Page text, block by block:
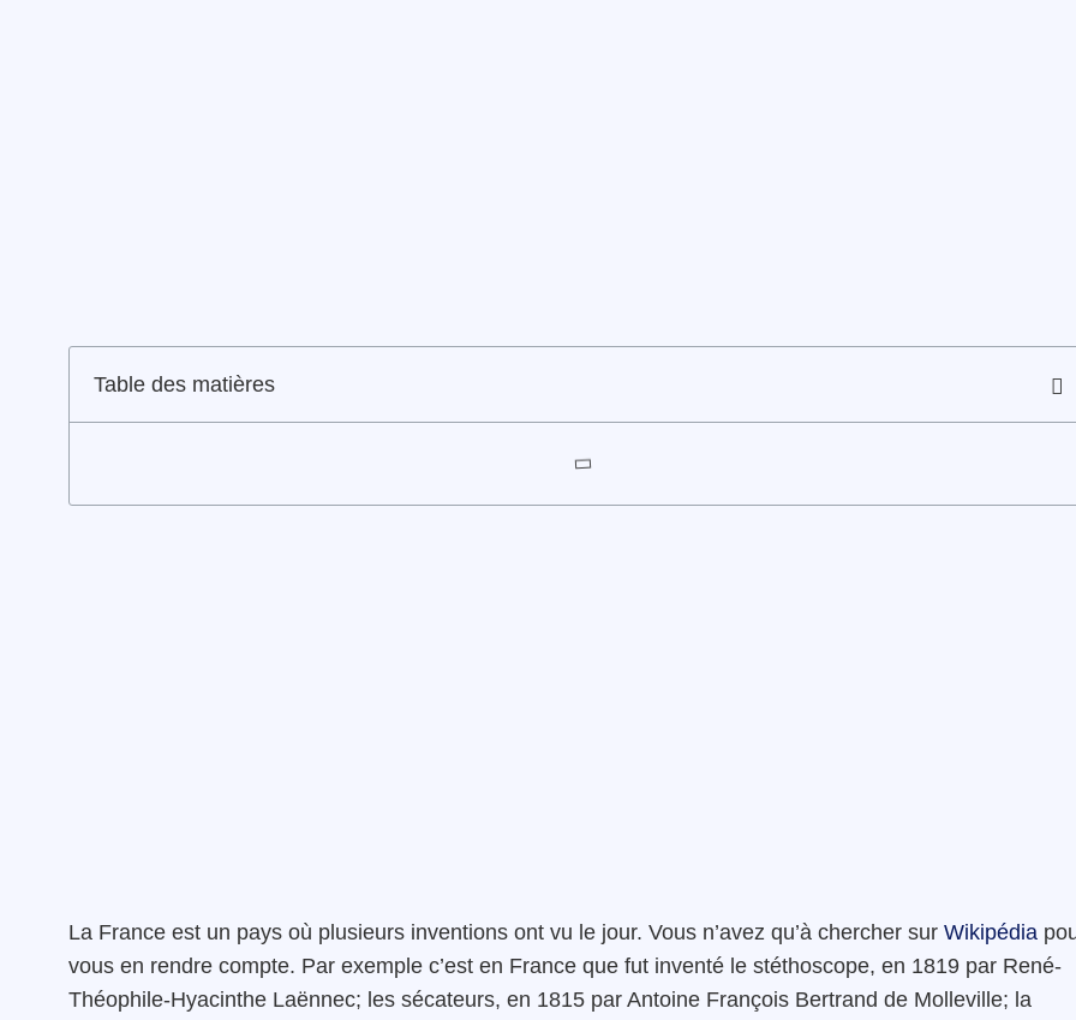
Table des matières
La France est un pays où plusieurs inventions ont vu le jour. Vous n’avez qu’à chercher sur Wikipédia
vous en rendre compte. Par exemple c’est en France que fut inventé le stéthoscope, en 1819 par René-
Théophile-Hyacinthe Laënnec; les sécateurs, en 1815 par Antoine François Bertrand de Molleville; la